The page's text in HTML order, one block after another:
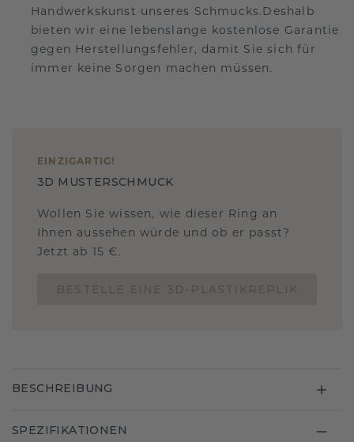
Handwerkskunst unseres Schmucks.Deshalb
bieten wir eine lebenslange kostenlose Garantie
gegen Herstellungsfehler, damit Sie sich für
immer keine Sorgen machen müssen.
EINZIGARTIG !
3D MUSTERSCHMUCK
Wollen Sie wissen, wie dieser Ring an
Ihnen aussehen würde und ob er passt?
Jetzt ab 15 €.
BESCHREIBUNG
SPEZIFIKATIONEN